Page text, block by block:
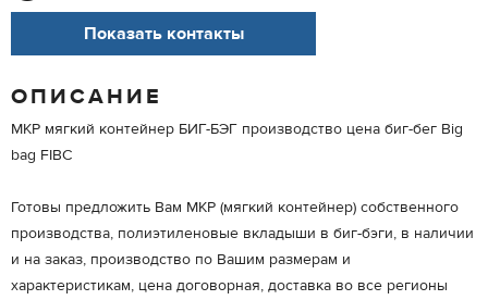
Показать контакты
ОПИСАНИЕ
МКР мягкий контейнер БИГ-БЭГ производство цена биг-бег Big
bag FIBC
Готовы предложить Вам МКР (мягкий контейнер) собственного
производства, полиэтиленовые вкладыши в биг-бэги, в наличии
и на заказ, производство по Вашим размерам и
характеристикам, цена договорная, доставка во все регионы